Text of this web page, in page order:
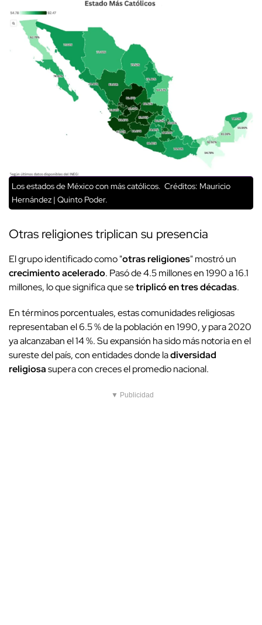
Los estados de México con más católicos. Créditos: Mauricio
Hernández | Quinto Poder.
Otras religiones triplican su presencia
El grupo identificado como "otras religiones" mostró un
crecimiento acelerado. Pasó de 4.5 millones en 1990 a 16.1
millones, lo que significa que setriplicó en tres décadas.
En términos porcentuales, estas comunidades religiosas
representaban el 6.5 % de la población en 1990, y para 2020
ya alcanzaban el 14 %. Su expansión ha sido más notoria en el
sureste del país, con entidades donde ladiversidad
religiosasupera con creces el promedio nacional.
▼ Publicidad